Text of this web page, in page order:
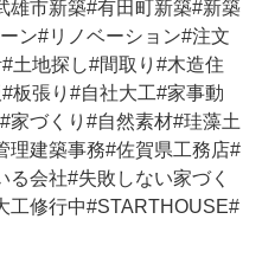
雄市新築#有田町新築#新築
ン#リノベーション#注文
土地探し#間取り#木造住
板張り#自社大工#家事動
家づくり#自然素材#珪藻土
理建築事務#佐賀県工務店#
会社#失敗しない家づく
工修行中#STARTHOUSE#